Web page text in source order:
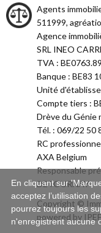
Agents
511999,
Agence
SRL INEO
TVA :
Banque : BE83
Unité
Compte tiers :
Drève du Génie
Tél. : 069/22 50
RC
AXA Belgium
Responsable
DETOURNAY
Copyright ©
powered by
En cliquant sur
acceptez l’utilisation
pourrez toujours les
n'enregistrent aucune